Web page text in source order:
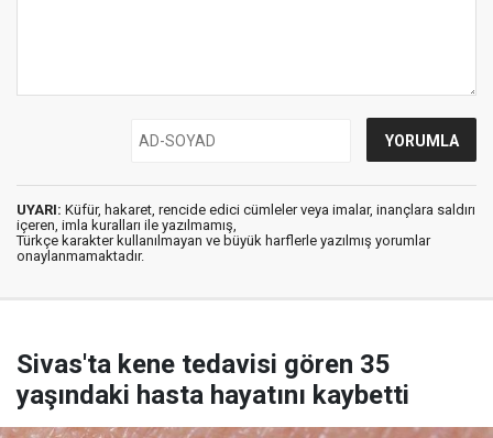
UYARI: Küfür, hakaret, rencide edici cümleler veya imalar, inançlara saldırı
içeren, imla kuralları ile yazılmamış,
Türkçe karakter kullanılmayan ve büyük harflerle yazılmış yorumlar
onaylanmamaktadır.
Sivas'ta kene tedavisi gören 35
yaşındaki hasta hayatını kaybetti